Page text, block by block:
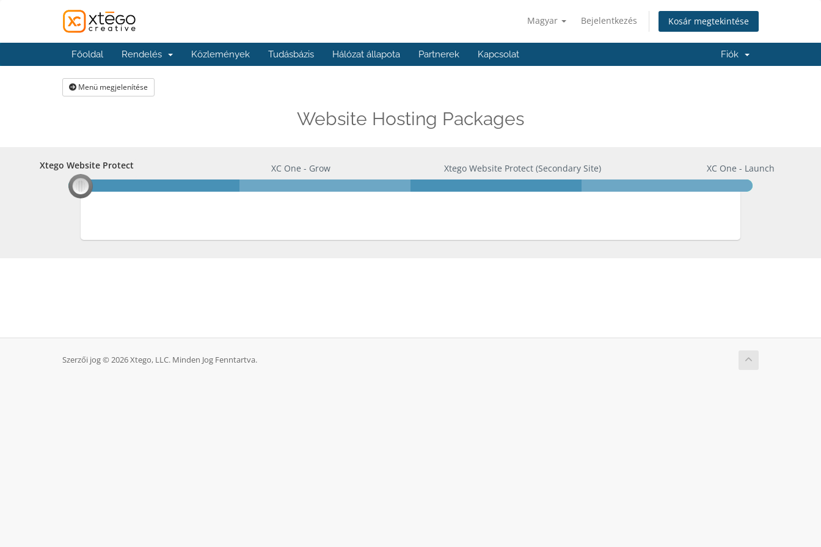
Magyar Bejelentkezés Kosár megtekintése
Főoldal Rendelés Közlemények Tudásbázis Hálózat állapota Partnerek Kapcsolat Fiók
Menü megjelenítése
Website Hosting Packages
Xtego Website Protect
Xtego Website Protect XC One - Grow Xtego Website Protect (Secondary Site) XC One - Launch
Szerzői jog © 2026 Xtego, LLC. Minden Jog Fenntartva.